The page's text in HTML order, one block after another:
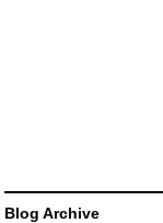
Blog Archive